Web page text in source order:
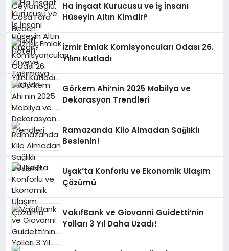
Ha İnşaat Kurucusu ve İş İnsanı
Hüseyin Altın Kimdir?
İzmir Emlak Komisyoncuları Odası 26.
Yılını Kutladı
Görkem Ahi’nin 2025 Mobilya ve
Dekorasyon Trendleri
Ramazanda Kilo Almadan Sağlıklı
Beslenin!
Uşak’ta Konforlu ve Ekonomik Ulaşım
Çözümü
VakıfBank ve Giovanni Guidetti’nin
Yolları 3 Yıl Daha Uzadı!